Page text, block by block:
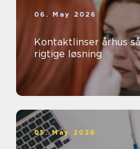
06. May 2026
Kontaktlinser århus sådan finder du den
rigtige løsning
05. May 2026